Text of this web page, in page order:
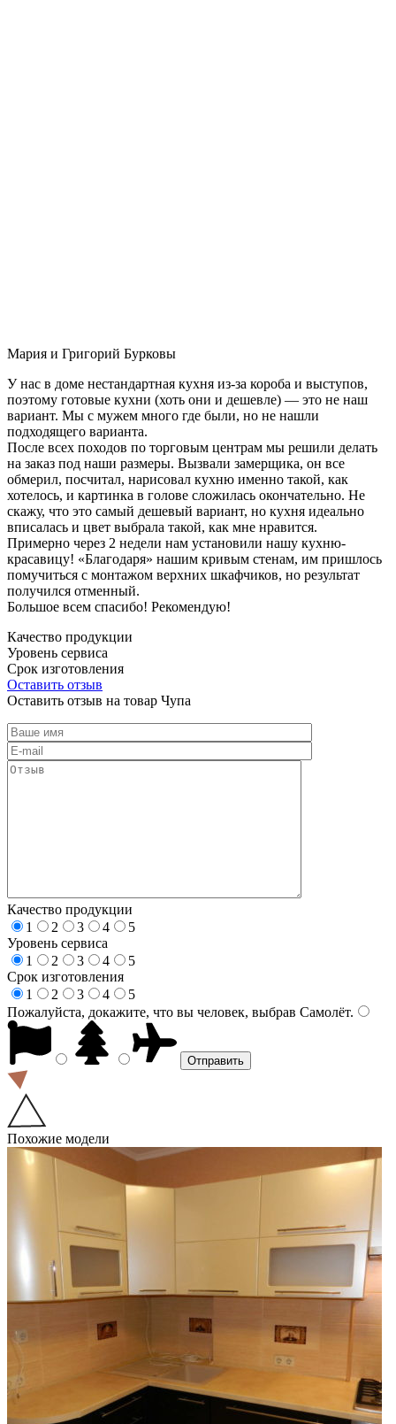
Мария и Григорий Бурковы
У нас в доме нестандартная кухня из-за короба и выступов,
поэтому готовые кухни (хоть они и дешевле) — это не наш
вариант. Мы с мужем много где были, но не нашли
подходящего варианта.
После всех походов по торговым центрам мы решили делать
на заказ под наши размеры. Вызвали замерщика, он все
обмерил, посчитал, нарисовал кухню именно такой, как
хотелось, и картинка в голове сложилась окончательно. Не
скажу, что это самый дешевый вариант, но кухня идеально
вписалась и цвет выбрала такой, как мне нравится.
Примерно через 2 недели нам установили нашу кухню-
красавицу! «Благодаря» нашим кривым стенам, им пришлось
помучиться с монтажом верхних шкафчиков, но результат
получился отменный.
Большое всем спасибо! Рекомендую!
Качество продукции
Уровень сервиса
Срок изготовления
Оставить отзыв
Оставить отзыв на товар Чупа
Качество продукции
1
2 3 4
5
Уровень сервиса
1
2 3 4
5
Срок изготовления
1
2 3 4
5
Пожалуйста, докажите, что вы человек, выбрав Самолёт.
Похожие модели